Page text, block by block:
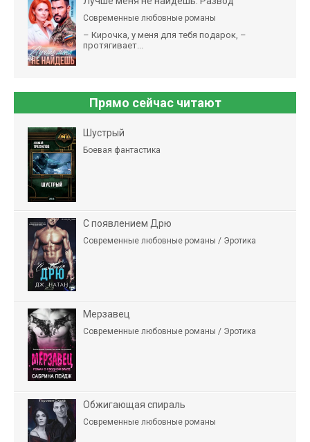
Современные любовные романы
– Кирочка, у меня для тебя подарок, –
протягивает...
Прямо сейчас читают
Шустрый
Боевая фантастика
С появлением Дрю
Современные любовные романы / Эротика
Мерзавец
Современные любовные романы / Эротика
Обжигающая спираль
Современные любовные романы